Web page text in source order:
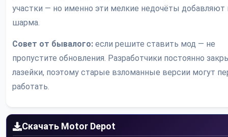
участки — но именно эти мелкие недочёты добавляют
шарма.
Совет от бывалого: если решите ставить мод — не
пропустите обновления. Разработчики постоянно
лазейки, поэтому старые взломанные версии могут
работать.
Скачать Motor Depot